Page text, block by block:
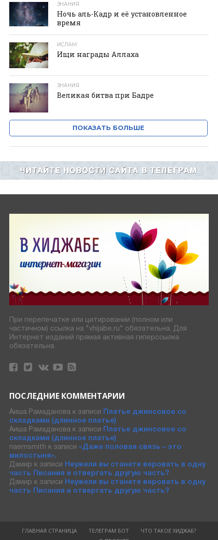
ЗНАНИЯ
Ночь аль-Кадр и её установленное
время
ИСЛАМ
Ищи награды Аллаха
ЗНАНИЯ
Великая битва при Бадре
ПОКАЗАТЬ БОЛЬШЕ
При перепечатке или цитировании (полном или
частичном) ссылка на "vhijabe.ru" обязательна. Для
Интернет изданий прямая активная гиперссылка
обязательна.
ПОСЛЕДНИЕ КОММЕНТАРИИ
Аиша Рамадановак записи Платье джинсовое со
складками (длинное платье)
Аиша Рамадановак записи Платье джинсовое со
складками (длинное платье)
naemsmith к записи «Даже половая связь – это
милостыня».
Дамир к записи Неужели вы станете веровать в одну
часть Писания и отвергать другую часть?
Дамир к записи Неужели вы станете веровать в одну
часть Писания и отвергать другую часть?
ГЛАВНАЯ СТРАНИЦА ТЕЛЕГРАМ БОТ
ЧТО ТАКОЕ ХИДЖАБ?